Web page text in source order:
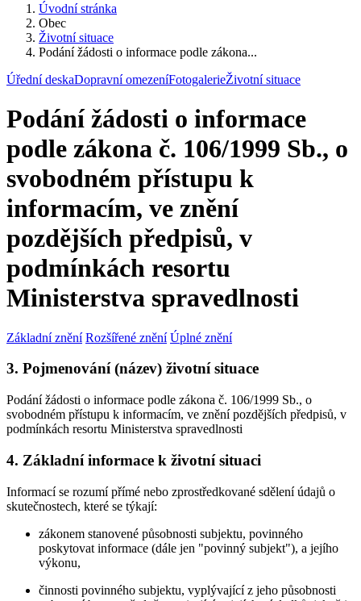
Úvodní stránka
Obec
Životní situace
Podání žádosti o informace podle zákona...
Úřední deskaDopravní omezeníFotogalerieŽivotní situace
Podání žádosti o informace
podle zákona č. 106/1999 Sb., o
svobodném přístupu k
informacím, ve znění
pozdějších předpisů, v
podmínkách resortu
Ministerstva spravedlnosti
Základní znění Rozšířené znění Úplné znění
3. Pojmenování (název) životní situace
Podání žádosti o informace podle zákona č. 106/1999 Sb., o
svobodném přístupu k informacím, ve znění pozdějších předpisů, v
podmínkách resortu Ministerstva spravedlnosti
4. Základní informace k životní situaci
Informací se rozumí přímé nebo zprostředkované sdělení údajů o
skutečnostech, které se týkají:
zákonem stanovené působnosti subjektu, povinného
poskytovat informace (dále jen "povinný subjekt"), a jejího
výkonu,
činnosti povinného subjektu, vyplývající z jeho působnosti